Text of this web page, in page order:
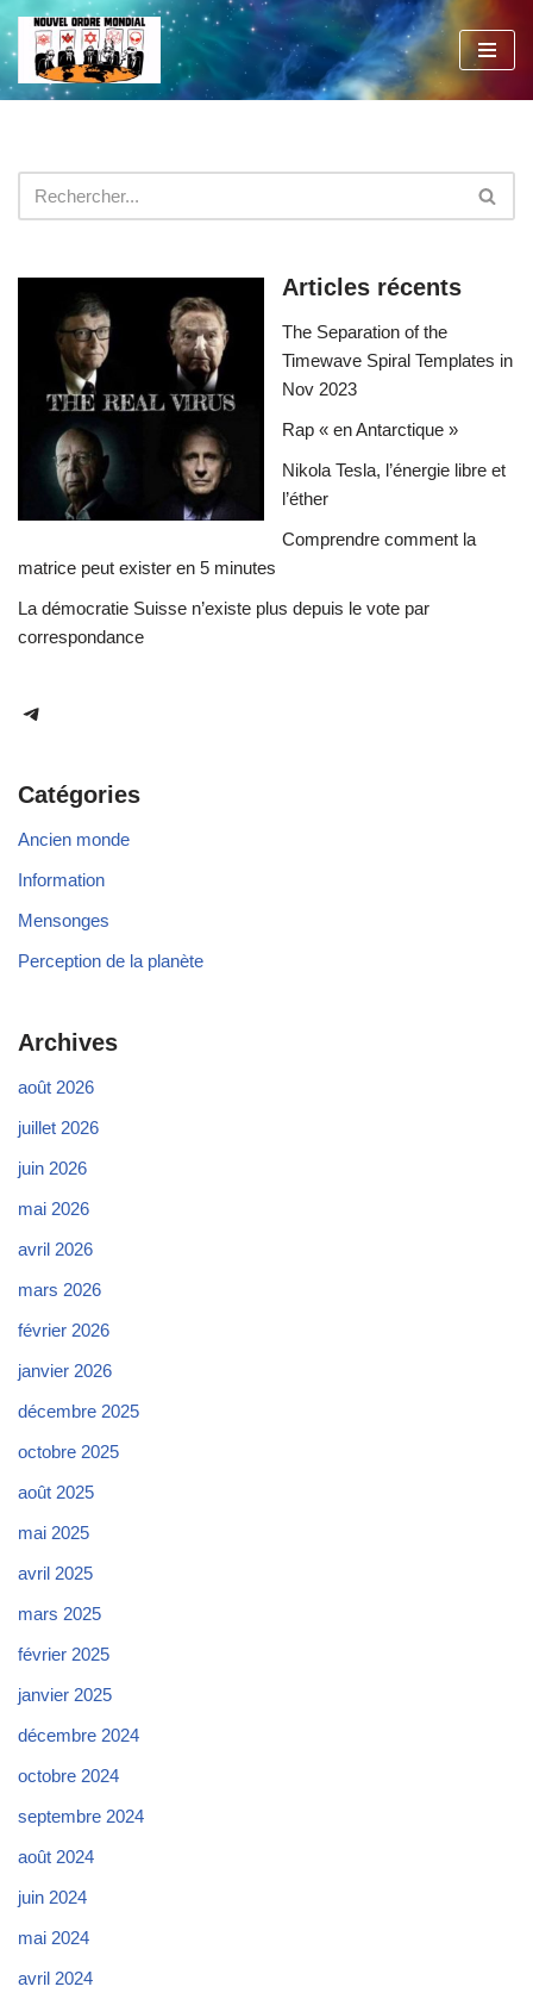
Aller
au
Articles récents
The Separation of the
Timewave Spiral Templates in
Nov 2023
Rap « en Antarctique »
Nikola Tesla, l’énergie libre et
l’éther
Comprendre comment la
matrice peut exister en 5 minutes
La démocratie Suisse n’existe plus depuis le vote par
correspondance
Catégories
Ancien monde
Information
Mensonges
Perception de la planète
Archives
août 2026
juillet 2026
juin 2026
mai 2026
avril 2026
mars 2026
février 2026
janvier 2026
décembre 2025
octobre 2025
août 2025
mai 2025
avril 2025
mars 2025
février 2025
janvier 2025
décembre 2024
octobre 2024
septembre 2024
août 2024
juin 2024
mai 2024
avril 2024